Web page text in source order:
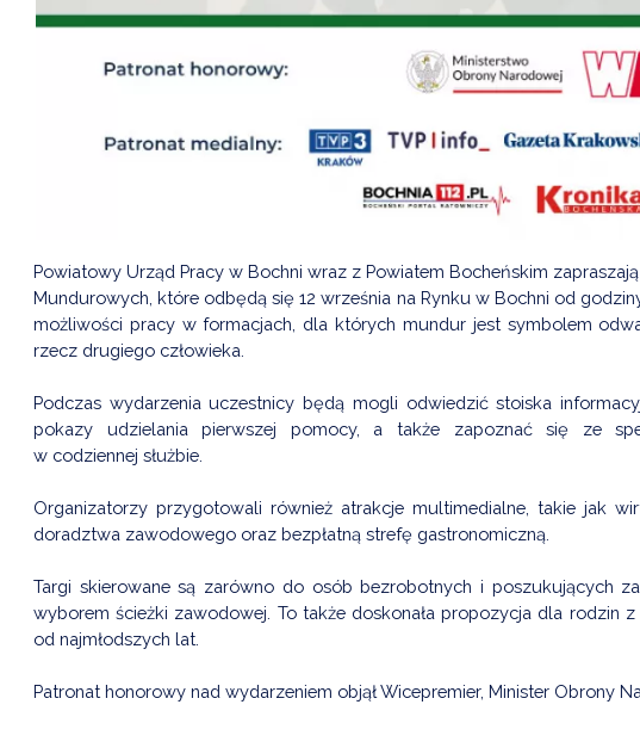
Powiatowy Urząd Pracy w Bochni wraz z Powiatem Bocheńskim
Mundurowych, które odbędą się 12 września na Rynku w Bochni od
możliwości pracy w formacjach, dla których mundur jest symbolem
rzecz drugiego człowieka.
Podczas wydarzenia uczestnicy będą mogli odwiedzić stoiska
pokazy udzielania pierwszej pomocy, a także zapoznać się ze
w codziennej służbie.
Organizatorzy przygotowali również atrakcje multimedialne, takie jak
doradztwa zawodowego oraz bezpłatną strefę gastronomiczną.
Targi skierowane są zarówno do osób bezrobotnych i poszukujących
wyborem ścieżki zawodowej. To także doskonała propozycja dla rodzin
od najmłodszych lat.
Patronat honorowy nad wydarzeniem objął Wicepremier, Minister Obrony